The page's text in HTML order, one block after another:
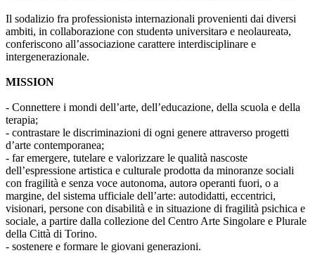
Il sodalizio fra professionistə internazionali provenienti dai diversi
ambiti, in collaborazione con studentə universitarə e neolaureatə,
conferiscono all’associazione carattere interdisciplinare e
intergenerazionale.
MISSION
- Connettere i mondi dell’arte, dell’educazione, della scuola e della
terapia;
- contrastare le discriminazioni di ogni genere attraverso progetti
d’arte contemporanea;
- far emergere, tutelare e valorizzare le qualità nascoste
dell’espressione artistica e culturale prodotta da minoranze sociali
con fragilità e senza voce autonoma, autorə operanti fuori, o a
margine, del sistema ufficiale dell’arte: autodidatti, eccentrici,
visionari, persone con disabilità e in situazione di fragilità psichica e
sociale, a partire dalla collezione del Centro Arte Singolare e Plurale
della Città di Torino.
- sostenere e formare le giovani generazioni.